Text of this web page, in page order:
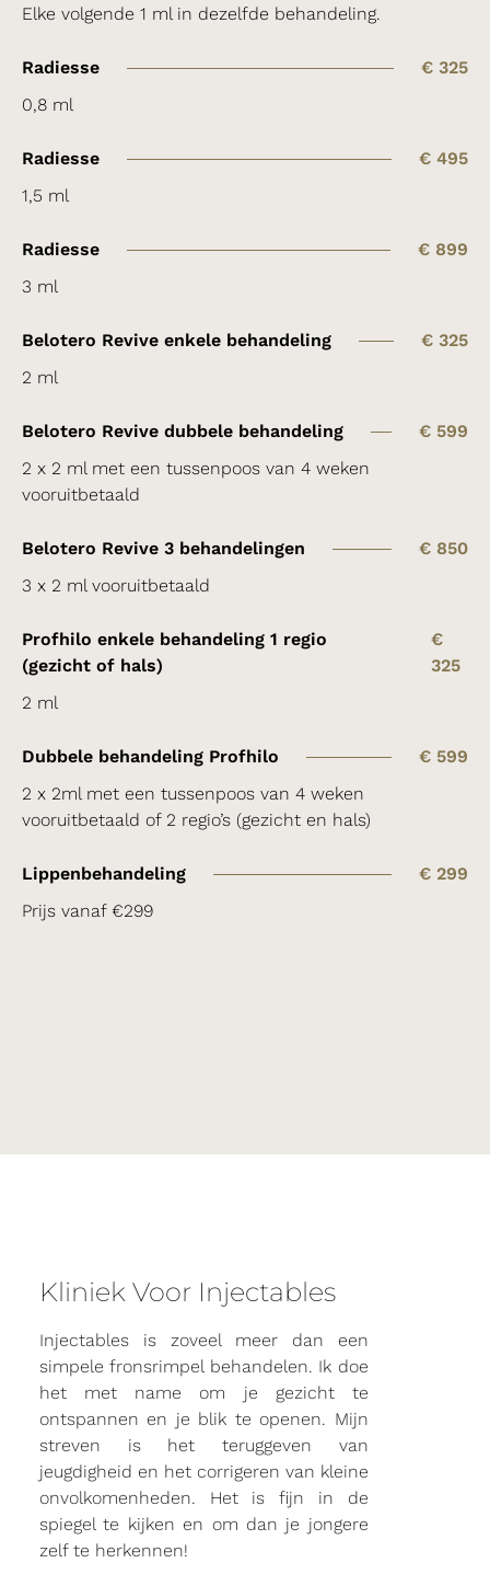
Elke volgende 1 ml in dezelfde behandeling.
Radiesse
€ 325
0,8 ml
Radiesse
€ 495
1,5 ml
Radiesse
€ 899
3 ml
Belotero Revive enkele behandeling
€ 325
2 ml
Belotero Revive dubbele behandeling
€ 599
2 x 2 ml met een tussenpoos van 4 weken
vooruitbetaald
Belotero Revive 3 behandelingen
€ 850
3 x 2 ml vooruitbetaald
Profhilo enkele behandeling 1 regio
(gezicht of hals)
€
325
2 ml
Dubbele behandeling Profhilo
€ 599
2 x 2ml met een tussenpoos van 4 weken
vooruitbetaald of 2 regio’s (gezicht en hals)
Lippenbehandeling
€ 299
Prijs vanaf €299
Kliniek Voor Injectables
Injectables is zoveel meer dan een
simpele fronsrimpel behandelen. Ik doe
het met name om je gezicht te
ontspannen en je blik te openen. Mijn
streven is het teruggeven van
jeugdigheid en het corrigeren van kleine
onvolkomenheden. Het is fijn in de
spiegel te kijken en om dan je jongere
zelf te herkennen!